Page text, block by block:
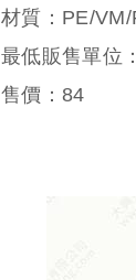
材質：PE/
最低販售單位
售價：84